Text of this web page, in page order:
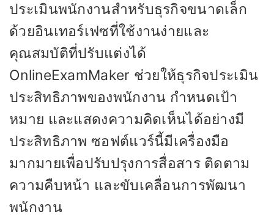
ประเมินพนักงานสำหรับธุรกิจขนาดเล็ก
ด้วยอินเทอร์เฟซที่ใช้งานง่ายและ
คุณสมบัติที่ปรับแต่งได้
OnlineExamMaker ช่วยให้ธุรกิจประเมิน
ประสิทธิภาพของพนักงาน กำหนดเป้า
หมาย และแสดงความคิดเห็นได้อย่างมี
ประสิทธิภาพ ซอฟต์แวร์นี้มีเครื่องมือ
มากมายเพื่อปรับปรุงการสื่อสาร ติดตาม
ความคืบหน้า และขับเคลื่อนการพัฒนา
พนักงาน